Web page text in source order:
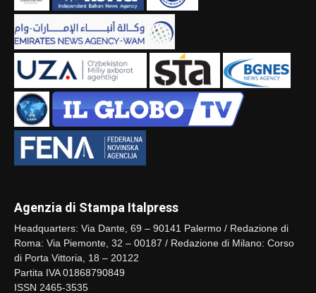
Agenzia di Stampa Italpress
Headquarters: Via Dante, 69 – 90141 Palermo / Redazione di
Roma: Via Piemonte, 32 – 00187 / Redazione di Milano: Corso
di Porta Vittoria, 18 – 20122
Partita IVA 01868790849
ISSN 2465-3535